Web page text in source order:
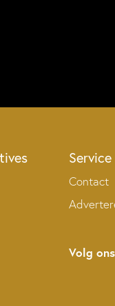
Contact
Volg ons